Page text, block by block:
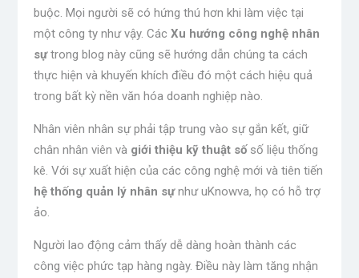
buộc. Mọi người sẽ có hứng thú hơn khi làm việc tại
một công ty như vậy. Các Xu hướng công nghệ nhân
sựtrong blog này cũng sẽ hướng dẫn chúng ta cách
thực hiện và khuyến khích điều đó một cách hiệu quả
trong bất kỳ nền văn hóa doanh nghiệp nào.
Nhân viên nhân sự phải tập trung vào sự gắn kết, giữ
chân nhân viên và giới thiệu kỹ thuật sốsố liệu thống
kê. Với sự xuất hiện của các công nghệ mới và tiên tiến
hệ thống quản lý nhân sựnhư uKnowva, họ có hỗ trợ
ảo.
Người lao động cảm thấy dễ dàng hoàn thành các
công việc phức tạp hàng ngày. Điều này làm tăng nhận